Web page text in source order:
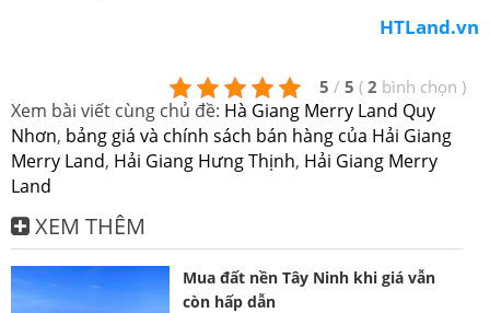
HTLand.vn
5 / 5 ( 2 bình chọn )
Xem bài viết cùng chủ đề: Hà Giang Merry Land Quy
Nhơn, bảng giá và chính sách bán hàng của Hải Giang
Merry Land, Hải Giang Hưng Thịnh, Hải Giang Merry
Land
XEM THÊM
Mua đất nền Tây Ninh khi giá vẫn
còn hấp dẫn